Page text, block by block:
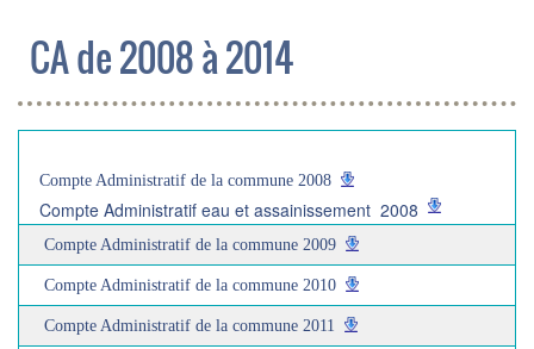
CA de 2008 à 2014
Compte Administratif de la commune 2008
Compte Administratif eau et assainissement 2008
Compte Administratif de la commune 2009
Compte Administratif de la commune 2010
Compte Administratif de la commune 2011